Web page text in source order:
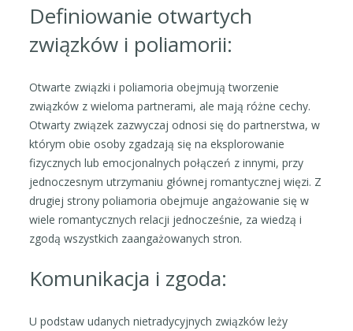
Definiowanie otwartych
związków i poliamorii:
Otwarte związki i poliamoria obejmują tworzenie
związków z wieloma partnerami, ale mają różne cechy.
Otwarty związek zazwyczaj odnosi się do partnerstwa, w
którym obie osoby zgadzają się na eksplorowanie
fizycznych lub emocjonalnych połączeń z innymi, przy
jednoczesnym utrzymaniu głównej romantycznej więzi. Z
drugiej strony poliamoria obejmuje angażowanie się w
wiele romantycznych relacji jednocześnie, za wiedzą i
zgodą wszystkich zaangażowanych stron.
Komunikacja i zgoda:
U podstaw udanych nietradycyjnych związków leży